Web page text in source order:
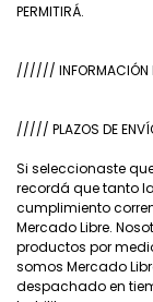
PERMITIRÁ.
////// INFORMACIÓN
///// PLAZOS DE
Si seleccionaste
recordá que tanto
cumplimiento
Mercado Libre.
productos por
somos Mercado
despachado en